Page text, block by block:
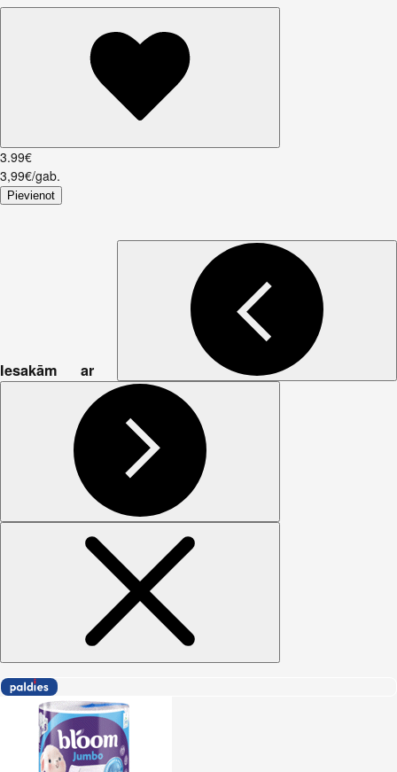
3.99€
3,99€/gab.
Pievienot
Iesakām ar